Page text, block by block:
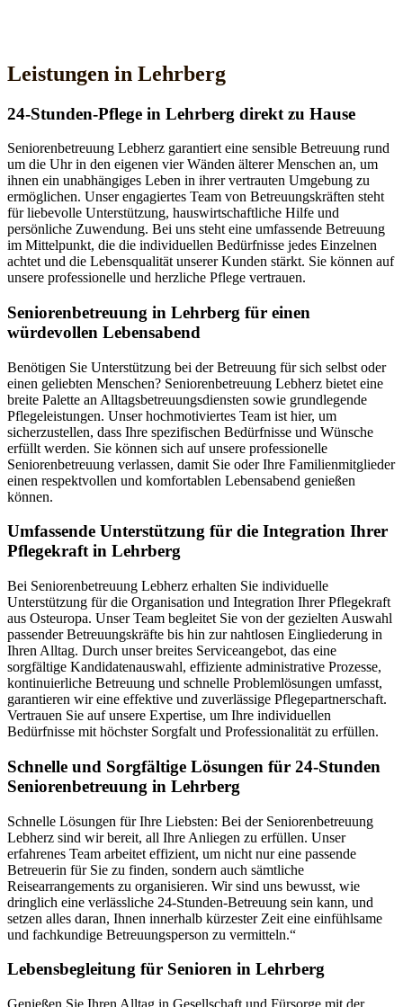
Leistungen in Lehrberg
24-Stunden-Pflege in Lehrberg direkt zu Hause
Seniorenbetreuung Lebherz garantiert eine sensible Betreuung rund
um die Uhr in den eigenen vier Wänden älterer Menschen an, um
ihnen ein unabhängiges Leben in ihrer vertrauten Umgebung zu
ermöglichen. Unser engagiertes Team von Betreuungskräften steht
für liebevolle Unterstützung, hauswirtschaftliche Hilfe und
persönliche Zuwendung. Bei uns steht eine umfassende Betreuung
im Mittelpunkt, die die individuellen Bedürfnisse jedes Einzelnen
achtet und die Lebensqualität unserer Kunden stärkt. Sie können auf
unsere professionelle und herzliche Pflege vertrauen.
Senioren­betreuung in Lehrberg für einen
würdevollen Lebensabend
Benötigen Sie Unterstützung bei der Betreuung für sich selbst oder
einen geliebten Menschen? Seniorenbetreuung Lebherz bietet eine
breite Palette an Alltagsbetreuungsdiensten sowie grundlegende
Pflegeleistungen. Unser hochmotiviertes Team ist hier, um
sicherzustellen, dass Ihre spezifischen Bedürfnisse und Wünsche
erfüllt werden. Sie können sich auf unsere professionelle
Seniorenbetreuung verlassen, damit Sie oder Ihre Familienmitglieder
einen respektvollen und komfortablen Lebensabend genießen
können.
Umfassende Unterstützung für die Integration Ihrer
Pflegekraft in Lehrberg
Bei Seniorenbetreuung Lebherz erhalten Sie individuelle
Unterstützung für die Organisation und Integration Ihrer Pflegekraft
aus Osteuropa. Unser Team begleitet Sie von der gezielten Auswahl
passender Betreuungskräfte bis hin zur nahtlosen Eingliederung in
Ihren Alltag. Durch unser breites Serviceangebot, das eine
sorgfältige Kandidatenauswahl, effiziente administrative Prozesse,
kontinuierliche Betreuung und schnelle Problemlösungen umfasst,
garantieren wir eine effektive und zuverlässige Pflegepartnerschaft.
Vertrauen Sie auf unsere Expertise, um Ihre individuellen
Bedürfnisse mit höchster Sorgfalt und Professionalität zu erfüllen.
Schnelle und Sorgfältige Lösungen für 24-Stunden
Seniorenbetreuung in Lehrberg
Schnelle Lösungen für Ihre Liebsten: Bei der Seniorenbetreuung
Lebherz sind wir bereit, all Ihre Anliegen zu erfüllen. Unser
erfahrenes Team arbeitet effizient, um nicht nur eine passende
Betreuerin für Sie zu finden, sondern auch sämtliche
Reisearrangements zu organisieren. Wir sind uns bewusst, wie
dringlich eine verlässliche 24-Stunden-Betreuung sein kann, und
setzen alles daran, Ihnen innerhalb kürzester Zeit eine einfühlsame
und fachkundige Betreuungsperson zu vermitteln.“
Lebensbegleitung für Senioren in Lehrberg
Genießen Sie Ihren Alltag in Gesellschaft und Fürsorge mit der